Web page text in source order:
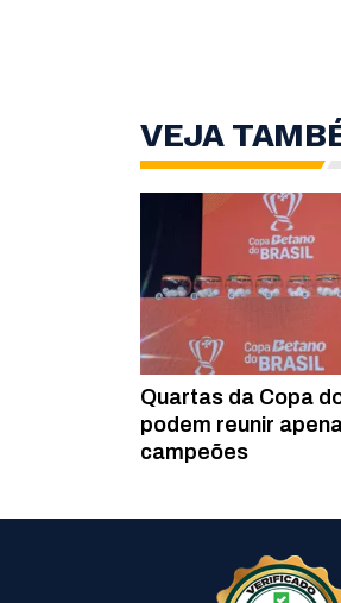
VEJA
Quartas da Copa
podem reunir
campeões